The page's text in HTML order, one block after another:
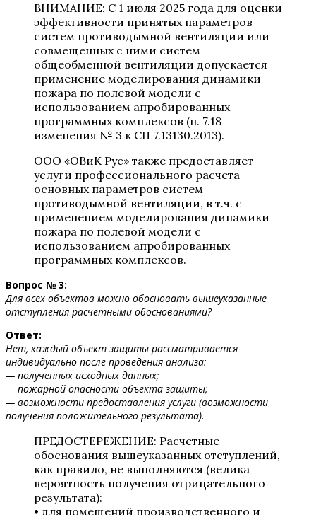
ВНИМАНИЕ: С 1 июля 2025 года для оценки
эффективности принятых параметров
систем противодымной вентиляции или
совмещенных с ними систем
общеобменной вентиляции допускается
применение моделирования динамики
пожара по полевой модели с
использованием апробированных
программных комплексов (п. 7.18
изменения № 3 к СП 7.13130.2013).
ООО «ОВиК Рус» также предоставляет
услуги профессионального расчета
основных параметров систем
противодымной вентиляции, в т.ч. с
применением моделирования динамики
пожара по полевой модели с
использованием апробированных
программных комплексов.
Вопрос № 3:
Для всех объектов можно обосновать вышеуказанные
отступления расчетными обоснованиями?
Ответ:
Нет, каждый объект защиты рассматривается
индивидуально после проведения анализа:
— полученных исходных данных;
— пожарной опасности объекта защиты;
— возможности предоставления услуги (возможности
получения положительного результата).
ПРЕДОСТЕРЕЖЕНИЕ: Расчетные
обоснования вышеуказанных отступлений,
как правило, не выполняются (велика
вероятность получения отрицательного
результата):
• для помещений производственного и